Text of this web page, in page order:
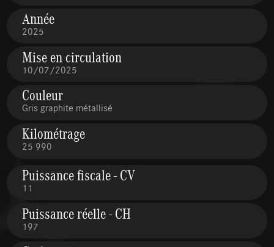
Année
2025
Mise en circulation
10/07/2025
Couleur
Gris graphite métallisé
Kilométrage
25 990
Puissance fiscale - CV
11
Puissance réelle - CH
197